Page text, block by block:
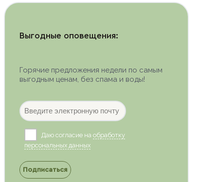
Выгодные оповещения:
Горячие предложения недели по самым
выгодным ценам, без спама и воды!
Даю согласие на обработку
персональных данных
Подписаться